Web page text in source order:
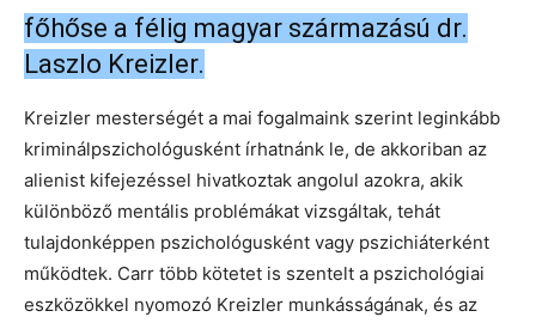
főhőse a félig magyar származású dr.
Laszlo Kreizler.
Kreizler mesterségét a mai fogalmaink szerint leginkább
kriminálpszichológusként írhatnánk le, de akkoriban az
alienist kifejezéssel hivatkoztak angolul azokra, akik
különböző mentális problémákat vizsgáltak, tehát
tulajdonképpen pszichológusként vagy pszichiáterként
működtek. Carr több kötetet is szentelt a pszichológiai
eszközökkel nyomozó Kreizler munkásságának, és az